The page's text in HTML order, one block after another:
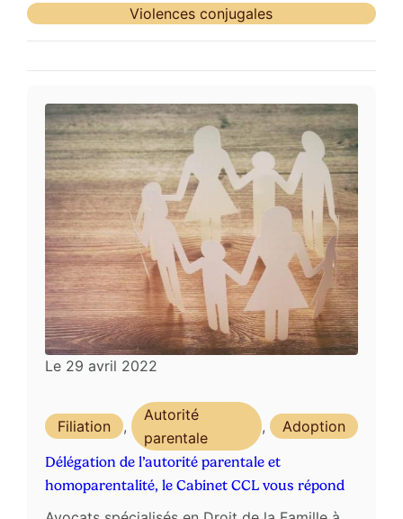
Violences conjugales
Le 29 avril 2022
Filiation ,
Autorité
parentale
, Adoption
Délégation de l’autorité parentale et
homoparentalité, le Cabinet CCL vous répond